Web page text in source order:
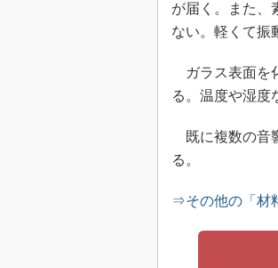
が届く。また、
ない。軽くて振
ガラス表面を
る。温度や湿度
既に複数の音
る。
⇒その他の「材